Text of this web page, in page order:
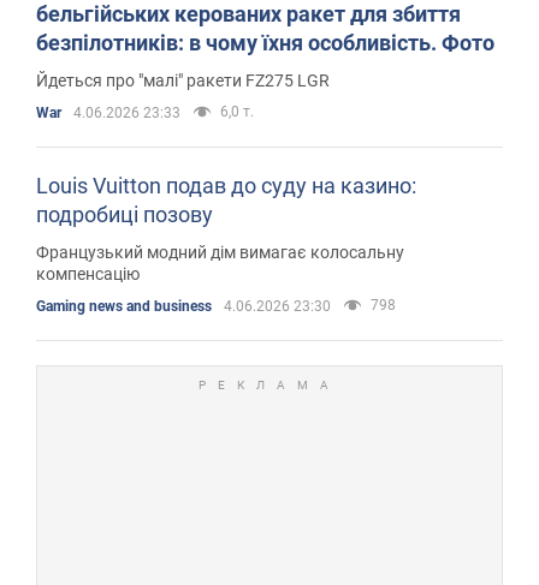
бельгійських керованих ракет для збиття
безпілотників: в чому їхня особливість. Фото
Йдеться про "малі" ракети FZ275 LGR
War 4.06.2026 23:33 6,0 т.
Louis Vuitton подав до суду на казино:
подробиці позову
Французький модний дім вимагає колосальну
компенсацію
Gaming news and business 4.06.2026 23:30 798